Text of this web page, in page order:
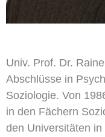
Univ. Prof. Dr.
Abschlüsse in
Soziologie. Von
in den Fächern
den Universitäten